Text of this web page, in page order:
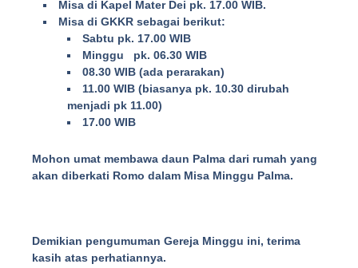
Misa di Kapel Mater Dei pk. 17.00 WIB.
Misa di GKKR sebagai berikut:
Sabtu pk. 17.00 WIB
Minggu pk. 06.30 WIB
08.30 WIB (ada perarakan)
11.00 WIB (biasanya pk. 10.30 dirubah
menjadi pk 11.00)
17.00 WIB
Mohon umat membawa daun Palma dari rumah yang
akan diberkati Romo dalam Misa Minggu Palma.
Demikian pengumuman Gereja Minggu ini, terima
kasih atas perhatiannya.